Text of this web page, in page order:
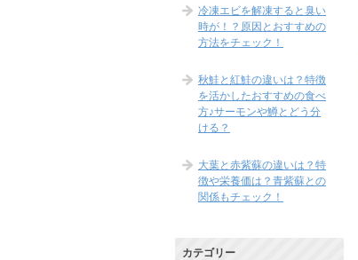
冷凍エビを解凍すると臭い
時が！？原因とおすすめの
方法をチェック！
秋鮭と紅鮭の違いは？特徴
を活かしたおすすめの食べ
方♪サーモンや鱒とどう分
ける？
大葉と赤紫蘇の違いは？特
徴や栄養価は？青紫蘇との
関係もチェック！
カテゴリー